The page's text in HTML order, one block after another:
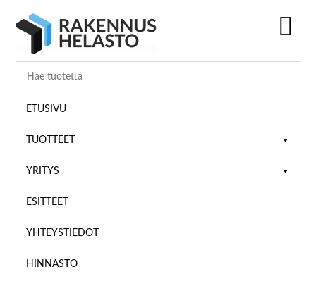
pääsisältöön
ensisijaiseen
alatunnisteeseen
ETUSIVU
TUOTTEET
YRITYS
ESITTEET
YHTEYSTIEDOT
HINNASTO